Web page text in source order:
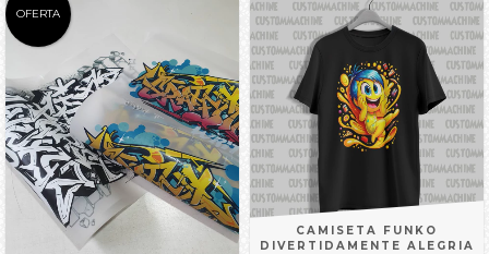
OFERTA
CAMISETA FUNKO
DIVERTIDAMENTE ALEGRIA